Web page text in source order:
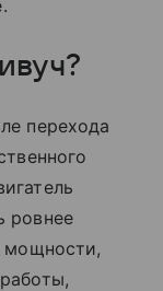
перехода
ровнее
мощности,